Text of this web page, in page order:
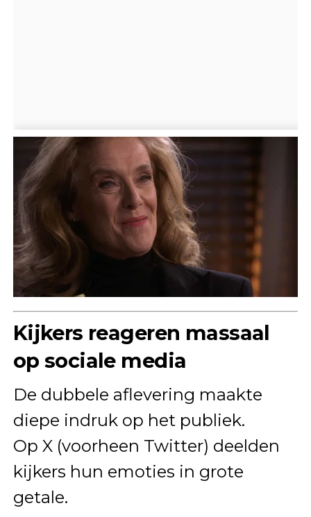
Kijkers reageren massaal
op sociale media
De dubbele aflevering maakte
diepe indruk op het publiek.
Op X (voorheen Twitter) deelden
kijkers hun emoties in grote
getale.